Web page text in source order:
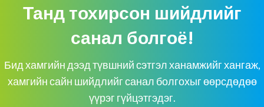
Танд тохирсон шийдлийг
санал болгоё!
Бид хамгийн дээд түвшний сэтгэл ханамжийг хангаж,
хамгийн сайн шийдлийг санал болгохыг өөрсдөдөө
үүрэг гүйцэтгэдэг.